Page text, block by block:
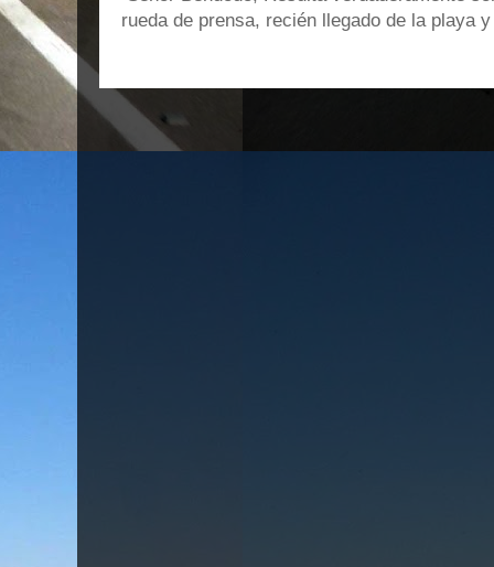
rueda de prensa, recién llegado de la playa